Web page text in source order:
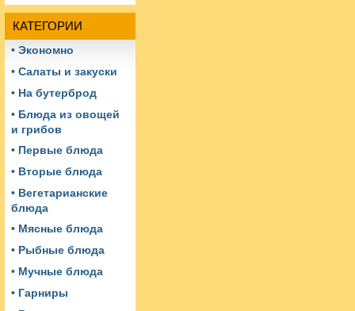
КАТЕГОРИИ
• Экономно
• Салаты и закуски
• На бутерброд
• Блюда из овощей
и грибов
• Первые блюда
• Вторые блюда
• Вегетарианские
блюда
• Мясные блюда
• Рыбные блюда
• Мучные блюда
• Гарниры